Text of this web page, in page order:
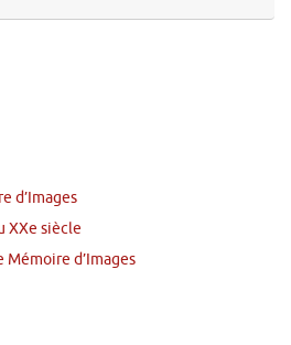
d’Images
XXe siècle
Mémoire d’Images